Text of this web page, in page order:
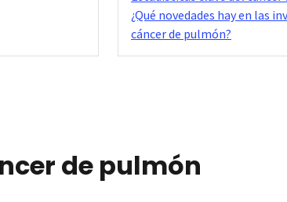
¿Qué novedades hay en las
cáncer de pulmón?
de pulmón